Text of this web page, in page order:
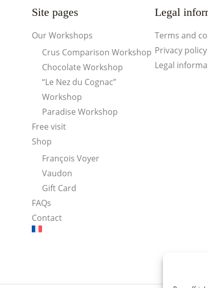
Site pages
Our Workshops
Crus Comparison Workshop
Chocolate Workshop
“Le Nez du Cognac”
Workshop
Paradise Workshop
Free visit
Shop
François Voyer
Vaudon
Gift Card
FAQs
Contact
Legal
Terms and
Privacy policy
Legal